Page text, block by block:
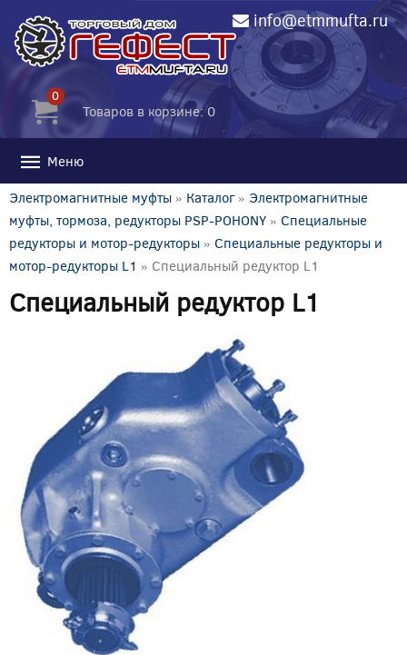
info@etmmufta.ru
0
Товаров в корзине: 0
Меню
Электромагнитные муфты » Каталог» Электромагнитные
муфты, тормоза, редукторы PSP-POHONY » Специальные
редукторы и мотор-редукторы » Специальные редукторы и
мотор-редукторы L1 » Специальный редуктор L1
Специальный редуктор L1